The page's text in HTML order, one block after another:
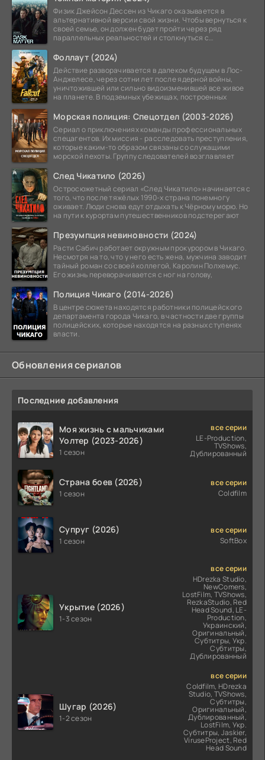
Физик Джейсон Дессен из Чикаго оказывается в
альтернативной версии свой жизни. Чтобы вернуться к
своей семье, он должен будет пройти через ряд
параллельных реальностей и столкнуться с
Фоллаут (2024)
Действие разворачивается в далеком будущем в Лос-
Анджелесе, через сотни лет после ядерной войны,
уничтожившей или сильно видоизменившей все живое
на планете. В подземных убежищах, построенных
Морская полиция: Спецотдел (2003-2026)
Сериал о приключениях команды профессиональных
спецагентов. Их миссия - расследовать преступления,
которые каким-то образом связаны со служащими
морской пехоты. Группу следователей возглавляет
След Чикатило (2026)
Остросюжетный сериал «След Чикатило» начинается с
того, что после тяжёлых 1990-х страна понемногу
оживает. Люди снова едут отдыхать к Чёрному морю. Но
на пути к курортам путешественников подстерегают
Презумпция невиновности (2024)
Расти Сабич работает окружным прокурором в Чикаго.
Несмотря на то, что у него есть жена, мужчина заводит
тайный роман со своей коллегой, Каролин Полхемус.
Его жизнь переворачивается с ног на голову,
Полиция Чикаго (2014-2026)
В центре сюжета находятся работники полицейского
департамента города Чикаго, в частности две группы
полицейских, которые находятся на разных ступенях
власти.
Обновления сериалов
Последние добавления
Моя жизнь с мальчиками
Уолтер (2023-2026)
1 сезон
все серии
LE-Production,
TVShows,
Дублированный
Страна боев (2026)
1 сезон
все серии
Coldfilm
Супруг (2026)
1 сезон
все серии
SoftBox
Укрытие (2026)
1-3 сезон
все серии
HDrezka Studio,
NewComers,
LostFilm, TVShows,
RezkaStudio, Red
Head Sound, LE-
Production,
Украинский,
Оригинальный,
Субтитры, Укр.
Субтитры,
Дублированный
Шугар (2026)
1-2 сезон
все серии
Coldfilm, HDrezka
Studio, TVShows,
Субтитры,
Оригинальный,
Дублированный,
LostFilm, Укр.
Субтитры, Jaskier,
ViruseProject, Red
Head Sound